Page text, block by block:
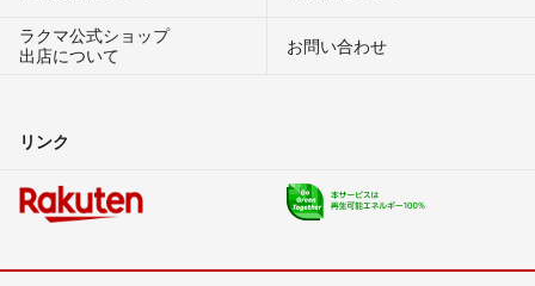
ラクマ公式ショップ
出店について
お問い合わせ
リンク